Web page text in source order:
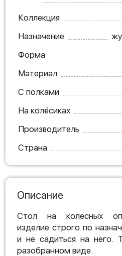
Коллекция
Назначение
Форма
Материал
С полками
На колёсиках
Производитель
Страна
Описание
Стол на колесных
изделие строго по
и не садиться на него.
разобранном виде.